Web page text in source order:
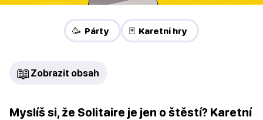
🥳 Párty 🃏 Karetní hry
📖 Zobrazit obsah
Myslíš si, že Solitaire je jen o štěstí? Karetní